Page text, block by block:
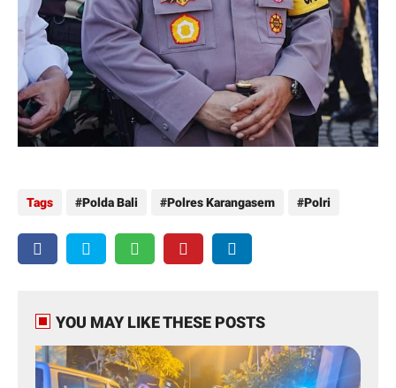
Tags Polda Bali Polres Karangasem Polri
YOU MAY LIKE THESE POSTS